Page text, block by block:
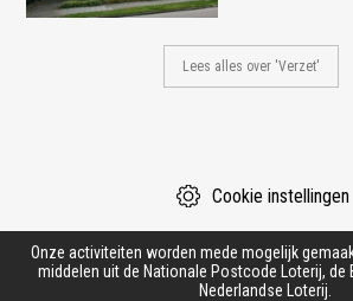
Lees alles over 'Verzet'
Cookie instellingen
Onze activiteiten worden mede mogelijk
middelen uit de Nationale Postcode Loterij, de
Nederlandse Loterij.